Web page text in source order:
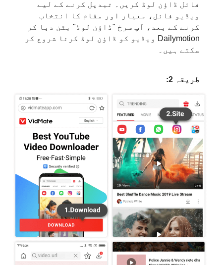
فائل ڈاؤن لوڈ کریں۔ تبدیل کرنے کے لیے
ویڈیو فائل، معیار اور مقام کا انتخاب
کرنے کے بعد، آپ سرخ "ڈاؤن لوڈ" بٹن دبا کر
Dailymotion ویڈیو کو ڈاؤن لوڈ کرنا شروع کر
سکتے ہیں۔
طریقہ 2: